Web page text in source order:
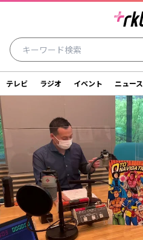
テレビ ラジオ
スポーツ
SDGs アナウンサー
ショッピング
ご意見・お問い合わせ
テレビ ラジオ イベント ニュース